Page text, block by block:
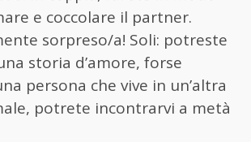
e coccolare il partner.
sorpreso/a! Soli: potreste
storia d’amore, forse
persona che vive in un’altra
potrete incontrarvi a metà